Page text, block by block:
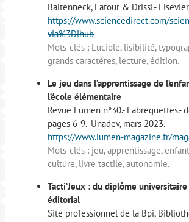
Baltenneck, Latour & Drissi.-
https://www.sciencedirect.com/
via%3Dihub
Mots-clés : Luciole, lisibilité,
grands caractères, lecture, édition.
Le jeu dans l’apprentissage de
l’école élémentaire
Revue Lumen n°30.- Fabreguettes.-
pages 6-9.- Unadev, mars 2023.
https://www.lumen-magazine.fr/
Mots-clés : jeu, apprentissage,
culture, livre tactile, autonomie.
Tacti’Jeux : du diplôme
éditorial
Site professionnel de la Bpi,